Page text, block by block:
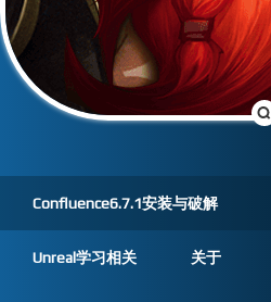
Confluence6.7.1安装与破解
Unreal学习相关 关于